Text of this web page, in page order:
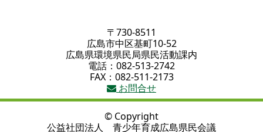
〒730-8511
広島市中区基町10-52
広島県環境県民局県民活動課内
電話：082-513-2742
FAX：082-511-2173
お問合せ
© Copyright
公益社団法人 青少年育成広島県民会議